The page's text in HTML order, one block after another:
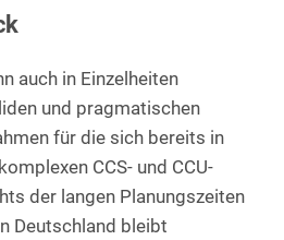
auch in Einzelheiten
und pragmatischen
für die sich bereits in
CCS- und CCU-
der langen Planungszeiten
Deutschland bleibt